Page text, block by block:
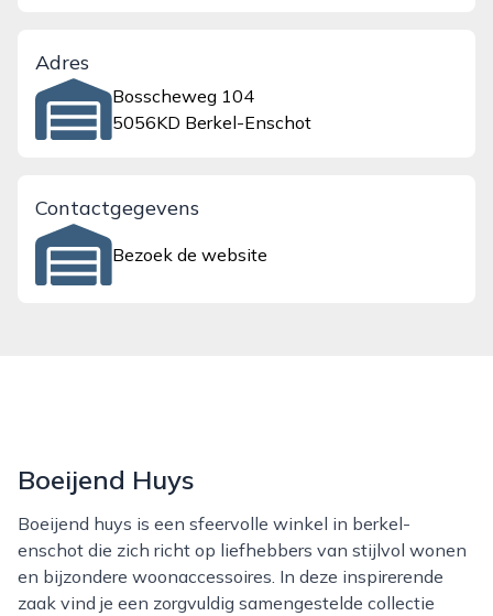
Adres
Bosscheweg 104
5056KD Berkel-Enschot
Contactgegevens
Bezoek de website
Boeijend Huys
Boeijend huys is een sfeervolle winkel in berkel-
enschot die zich richt op liefhebbers van stijlvol wonen
en bijzondere woonaccessoires. In deze inspirerende
zaak vind je een zorgvuldig samengestelde collectie